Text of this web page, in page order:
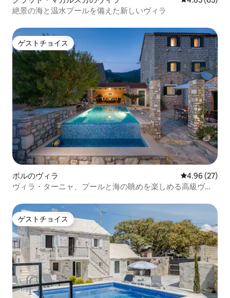
絶景の海と温水プールを備えた新しいヴィラ
ゲストチョイス
ゲストチョイス
ボルのヴィラ レビュー27
4.96 (27)
ヴィラ・ターニャ、プールと海の眺めを楽しめる高級ヴィ
ゲストチョイス
ゲストチョイス